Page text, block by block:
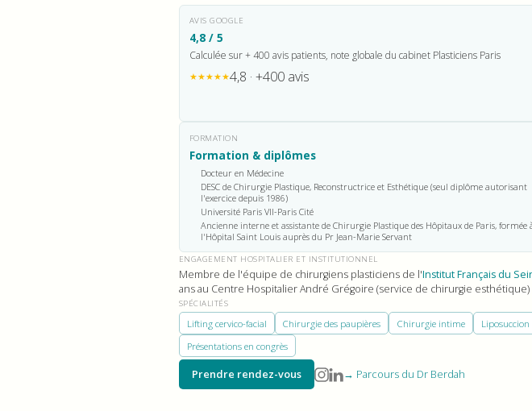
AVIS GOOGLE
4,8 / 5
Calculée sur + 400 avis patients, note globale du cabinet Plasticiens Paris
★★★★★4,8 · +400 avis
FORMATION
Formation & diplômes
Docteur en Médecine
DESC de Chirurgie Plastique, Reconstructrice et Esthétique (seul diplôme autorisant
l'exercice depuis 1986)
Université Paris VII-Paris Cité
Ancienne interne et assistante de Chirurgie Plastique des Hôpitaux de Paris, formée
l'Hôpital Saint Louis auprès du Pr Jean-Marie Servant
ENGAGEMENT HOSPITALIER ET INSTITUTIONNEL
Membre de l'équipe de chirurgiens plasticiens de l'Institut Français du
ans au Centre Hospitalier André Grégoire (service de chirurgie
SPÉCIALITÉS
Lifting cervico-facial Chirurgie des paupières Chirurgie intime Liposuccion
Présentations en congrès
Prendre rendez-vous → Parcours du Dr Berdah